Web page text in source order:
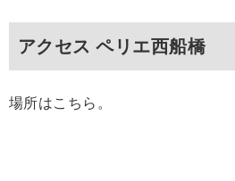
アクセス ペリエ西船橋
場所はこちら。